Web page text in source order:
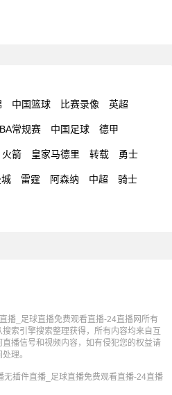
中国篮球 比赛录像 英超
常规赛 中国足球 德甲
火箭 皇家马德里 转载 勇士
雷霆 阿森纳 中超 骑士
播_足球直播免费观看直播-24直播网所有
索引擎搜索整理获得，所有内容均来自互
播信号和视频内容，如有侵犯您的权益请
理。
无插件直播_足球直播免费观看直播-24直播